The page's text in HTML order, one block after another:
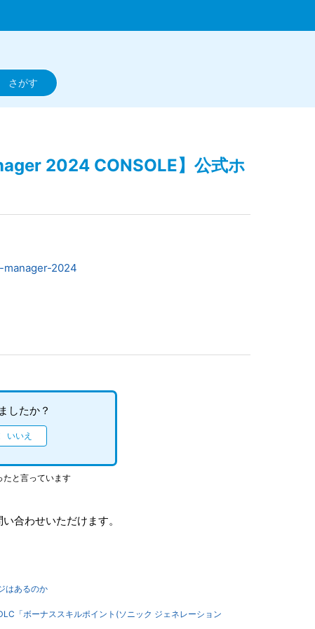
2024 CONSOLE】公式ホ
2024
したか？
と言っています
合わせいただけます。
はあるのか
「ボーナススキルポイント(ソニック ジェネレーション